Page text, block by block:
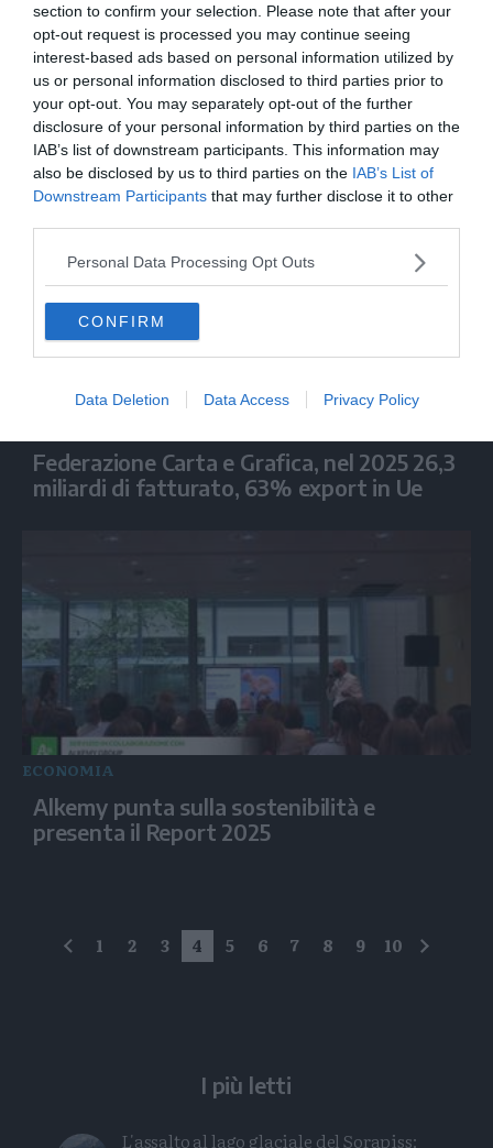
section to confirm your selection. Please note that after your
opt-out request is processed you may continue seeing
interest-based ads based on personal information utilized by
us or personal information disclosed to third parties prior to
your opt-out. You may separately opt-out of the further
disclosure of your personal information by third parties on the
IAB’s list of downstream participants. This information may
also be disclosed by us to third parties on the IAB’s List of
Downstream Participants that may further disclose it to other
Personal Data Processing Opt Outs
CONFIRM
Data Deletion Data Access Privacy Policy
ECONOMIA
Siemens, la Physical AI ridisegna
l'industria
Federazione Carta e Grafica, nel 2025 26,3
miliardi di fatturato, 63% export in Ue
ECONOMIA
Alkemy punta sulla sostenibilità e
presenta il Report 2025
precedente
1 2 3 4 5 6 7 8 9 10
I più letti
L'assalto al lago glaciale del Sorapiss: